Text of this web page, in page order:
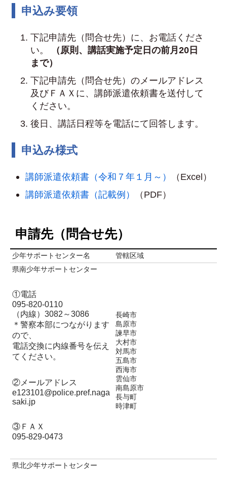
申込み要領
下記申請先（問合せ先）に、お電話くださ
い。
（原則、講話実施予定日の前月20日
まで）
下記申請先（問合せ先）のメールアドレス
及びＦＡＸに、講師派遣依頼書を送付して
ください。
後日、講話日程等を電話にて回答します。
申込み様式
講師派遣依頼書（令和７年１月～）
（Excel）
講師派遣依頼書（記載例）
（PDF）
申請先（問合せ先）
少年サポートセンター名
管轄区域
県南少年サポートセンター
①電話
095-820-0110
（内線）3082～3086
＊警察本部につながります
ので、
電話交換に内線番号を伝え
てください。
②メールアドレス
e123101@police.pref.naga
saki.jp
③ＦＡＸ
095-829-0473
長崎市
島原市
諫早市
大村市
対馬市
五島市
西海市
雲仙市
南島原市
長与町
時津町
県北少年サポートセンター